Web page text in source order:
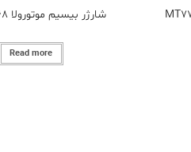
شارژر بیسیم موتورولا XIR-P8668
Read more